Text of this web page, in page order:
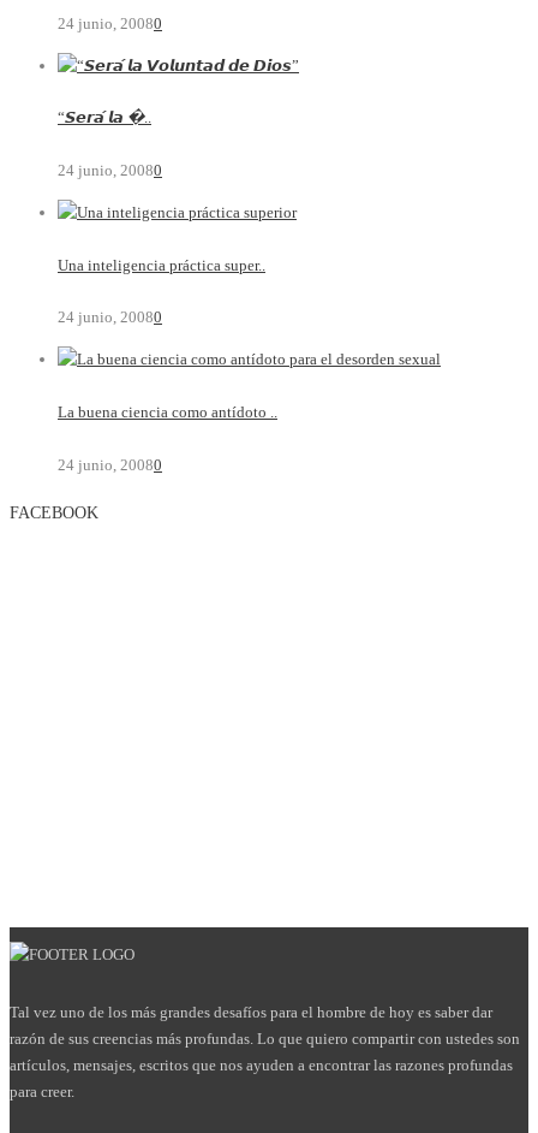
24 junio, 20080
“𝙎𝙚𝙧𝙖́ 𝙡𝙖 �..
24 junio, 20080
Una inteligencia práctica super..
24 junio, 20080
La buena ciencia como antídoto ..
24 junio, 20080
FACEBOOK
Tal vez uno de los más grandes desafíos para el hombre de hoy es saber dar
razón de sus creencias más profundas. Lo que quiero compartir con ustedes son
artículos, mensajes, escritos que nos ayuden a encontrar las razones profundas
para creer.